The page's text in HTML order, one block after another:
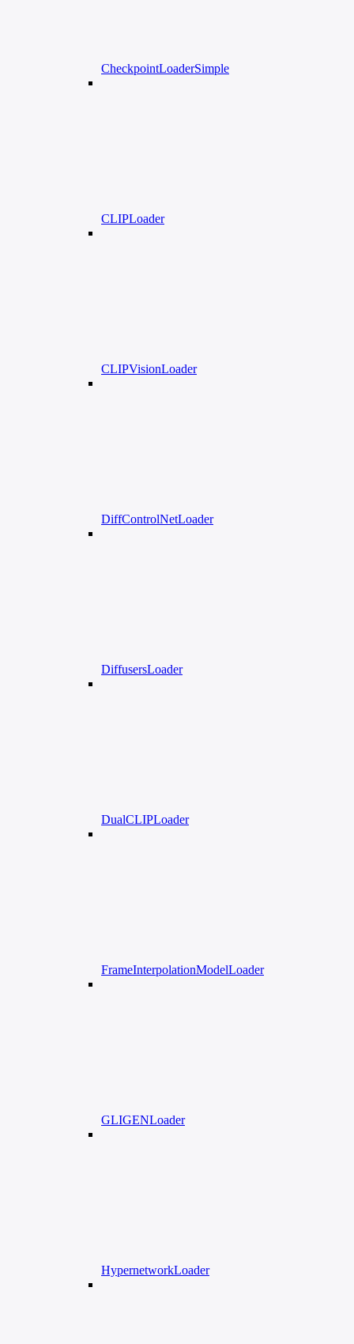
CheckpointLoaderSimple
CLIPLoader
CLIPVisionLoader
DiffControlNetLoader
DiffusersLoader
DualCLIPLoader
FrameInterpolationModelLoader
GLIGENLoader
HypernetworkLoader